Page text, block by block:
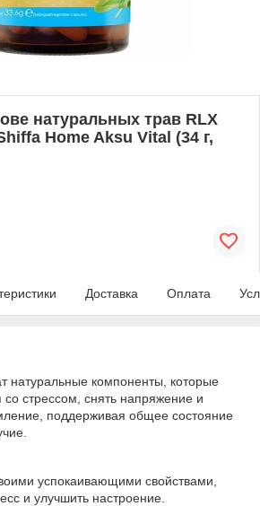
натуральных трав RLX
Home Aksu Vital (34 г,
Доставка Оплата
натуральные компоненты, которые
со стрессом, снять напряжение и
поддерживая общее состояние
успокаивающими свойствами,
и улучшить настроение.